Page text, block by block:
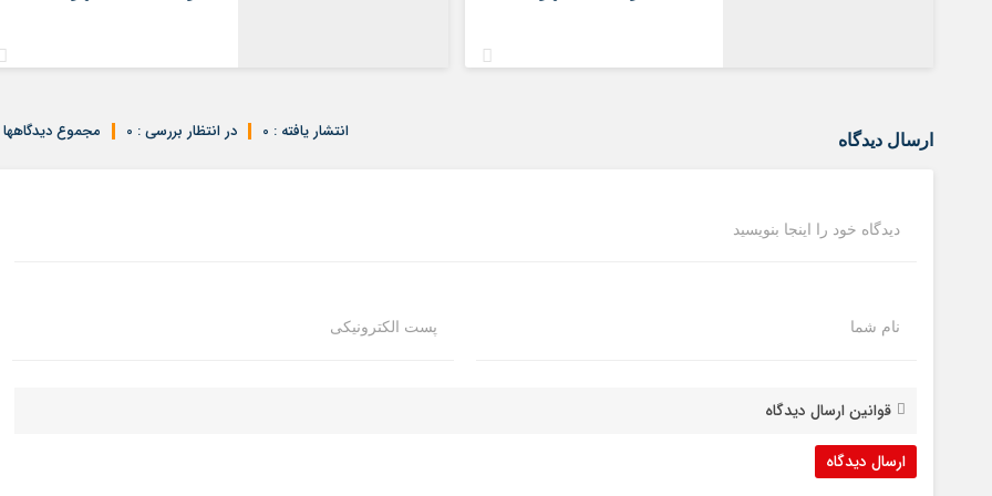
ارسال دیدگاه مجموع دیدگاهها در انتظار بررسی : 0 انتشار یافته : 0
دیدگاه خود را اینجا بنویسید
نام شما پست الکترونیکی
قوانین ارسال دیدگاه